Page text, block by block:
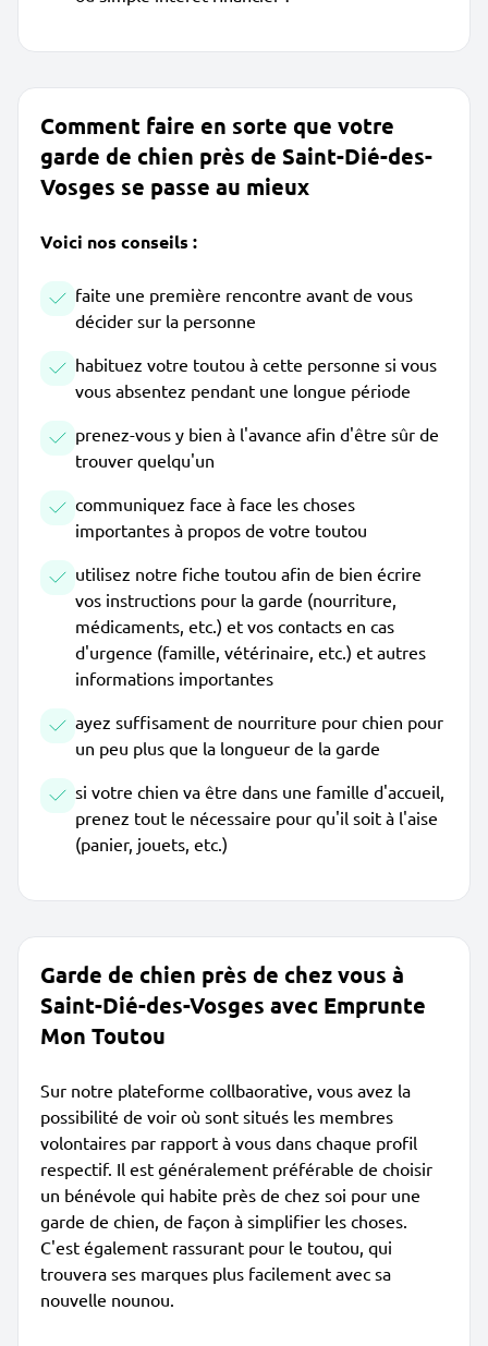
Comment faire en sorte que votre
garde de chien près de Saint-Dié-des-
Vosges se passe au mieux
Voici nos conseils :
faite une première rencontre avant de vous
décider sur la personne
habituez votre toutou à cette personne si vous
vous absentez pendant une longue période
prenez-vous y bien à l'avance afin d'être sûr de
trouver quelqu'un
communiquez face à face les choses
importantes à propos de votre toutou
utilisez notre fiche toutou afin de bien écrire
vos instructions pour la garde (nourriture,
médicaments, etc.) et vos contacts en cas
d'urgence (famille, vétérinaire, etc.) et autres
informations importantes
ayez suffisament de nourriture pour chien pour
un peu plus que la longueur de la garde
si votre chien va être dans une famille d'accueil,
prenez tout le nécessaire pour qu'il soit à l'aise
(panier, jouets, etc.)
Garde de chien près de chez vous à
Saint-Dié-des-Vosges avec Emprunte
Mon Toutou
Sur notre plateforme collbaorative, vous avez la
possibilité de voir où sont situés les membres
volontaires par rapport à vous dans chaque profil
respectif. Il est généralement préférable de choisir
un bénévole qui habite près de chez soi pour une
garde de chien, de façon à simplifier les choses.
C'est également rassurant pour le toutou, qui
trouvera ses marques plus facilement avec sa
nouvelle nounou.